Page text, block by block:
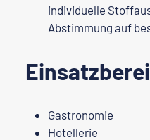
individuelle
Abstimmung auf
Gastronomie
Hotellerie